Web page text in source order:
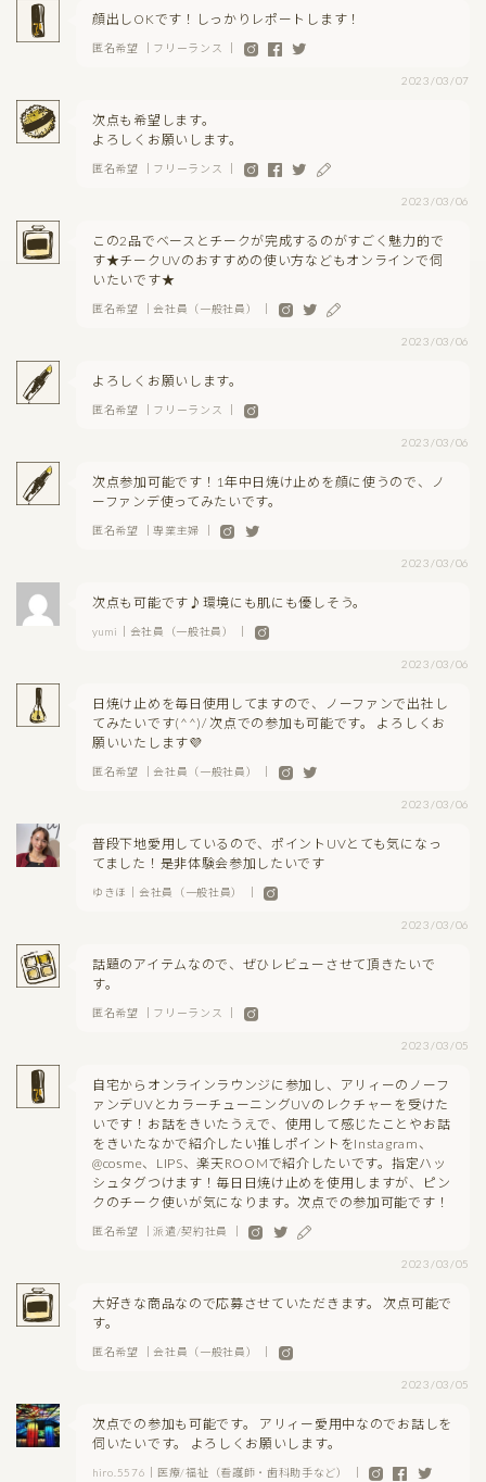
顔出しOKです！しっかりレポートします！
匿名希望 ｜フリーランス ｜
2023/03/07
次点も希望します。
よろしくお願いします。
匿名希望 ｜フリーランス ｜
2023/03/06
この2品でベースとチークが完成するのがすごく魅力的で
す★チークUVのおすすめの使い方などもオンラインで伺
いたいです★
匿名希望 ｜会社員（一般社員） ｜
2023/03/06
よろしくお願いします。
匿名希望 ｜フリーランス ｜
2023/03/06
次点参加可能です！1年中日焼け止めを顔に使うので、ノ
ーファンデ使ってみたいです。
匿名希望 ｜専業主婦 ｜
2023/03/06
次点も可能です♪環境にも肌にも優しそう。
yumi｜会社員（一般社員） ｜
2023/03/06
日焼け止めを毎日使用してますので、ノーファンで出社し
てみたいです(^^)/ 次点での参加も可能です。 よろしくお
願いいたします💜
匿名希望 ｜会社員（一般社員） ｜
2023/03/06
普段下地愛用しているので、ポイントUVとても気になっ
てました！是非体験会参加したいです
ゆきほ｜会社員（一般社員） ｜
2023/03/06
話題のアイテムなので、ぜひレビューさせて頂きたいで
す。
匿名希望 ｜フリーランス ｜
2023/03/05
自宅からオンラインラウンジに参加し、アリィーのノーフ
ァンデUVとカラーチューニングUVのレクチャーを受けた
いです！お話をきいたうえで、使用して感じたことやお話
をきいたなかで紹介したい推しポイントをInstagram、
@cosme、LIPS、楽天ROOMで紹介したいです。指定ハッ
シュタグつけます！毎日日焼け止めを使用しますが、ピン
クのチーク使いが気になります。次点での参加可能です！
匿名希望 ｜派遣/契約社員 ｜
2023/03/05
大好きな商品なので応募させていただきます。 次点可能で
す。
匿名希望 ｜会社員（一般社員） ｜
2023/03/05
次点での参加も可能です。 アリィー愛用中なのでお話しを
伺いたいです。 よろしくお願いします。
hiro.5576｜医療/福祉（看護師・歯科助手など） ｜